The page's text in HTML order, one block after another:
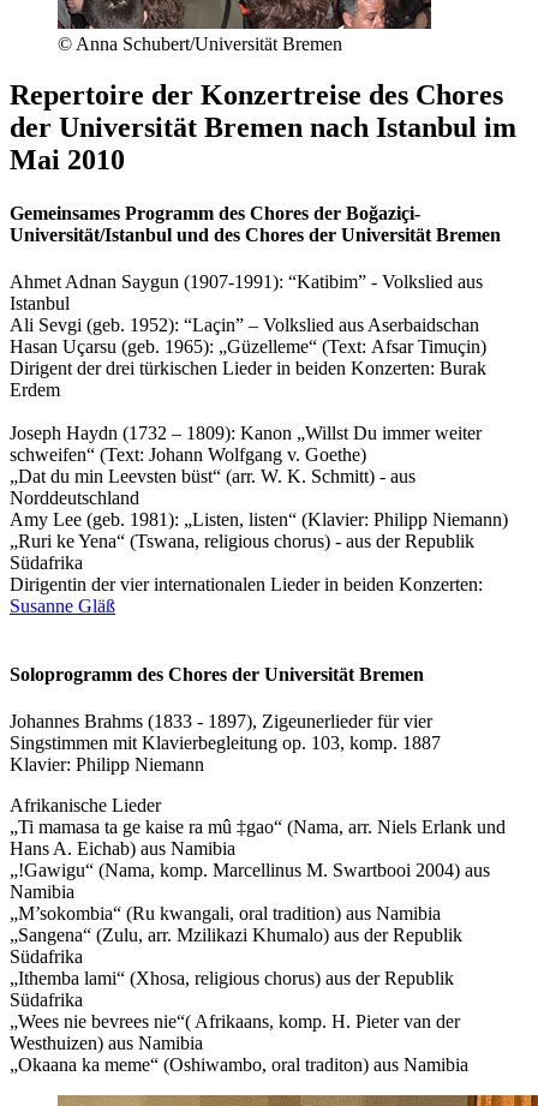
© Anna Schubert/Universität Bremen
Repertoire der Konzertreise des Chores
der Universität Bremen nach Istanbul im
Mai 2010
Gemeinsames Programm des Chores der Boğaziçi-
Universität/Istanbul und des Chores der Universität Bremen
Ahmet Adnan Saygun (1907-1991): “Katibim” - Volkslied aus
Istanbul
Ali Sevgi (geb. 1952): “Laçin” – Volkslied aus Aserbaidschan
Hasan Uçarsu (geb. 1965): „Güzelleme“ (Text: Afsar Timuçin)
Dirigent der drei türkischen Lieder in beiden Konzerten: Burak
Erdem
Joseph Haydn (1732 – 1809): Kanon „Willst Du immer weiter
schweifen“ (Text: Johann Wolfgang v. Goethe)
„Dat du min Leevsten büst“ (arr. W. K. Schmitt) - aus
Norddeutschland
Amy Lee (geb. 1981): „Listen, listen“ (Klavier: Philipp Niemann)
„Ruri ke Yena“ (Tswana, religious chorus) - aus der Republik
Südafrika
Dirigentin der vier internationalen Lieder in beiden Konzerten:
Susanne Gläß
Soloprogramm des Chores der Universität Bremen
Johannes Brahms (1833 - 1897), Zigeunerlieder für vier
Singstimmen mit Klavierbegleitung op. 103, komp. 1887
Klavier: Philipp Niemann
Afrikanische Lieder
„Ti mamasa ta ge kaise ra mû ‡gao“ (Nama, arr. Niels Erlank und
Hans A. Eichab) aus Namibia
„!Gawigu“ (Nama, komp. Marcellinus M. Swartbooi 2004) aus
Namibia
„M’sokombia“ (Ru kwangali, oral tradition) aus Namibia
„Sangena“ (Zulu, arr. Mzilikazi Khumalo) aus der Republik
Südafrika
„Ithemba lami“ (Xhosa, religious chorus) aus der Republik
Südafrika
„Wees nie bevrees nie“( Afrikaans, komp. H. Pieter van der
Westhuizen) aus Namibia
„Okaana ka meme“ (Oshiwambo, oral traditon) aus Namibia